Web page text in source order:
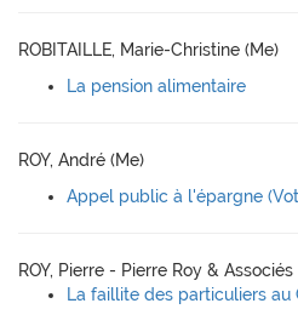
ROBITAILLE, Marie-Christine (Me)
La pension alimentaire
ROY, André (Me)
Appel public à l'épargne
ROY, Pierre - Pierre Roy & Associés
La faillite des particuliers au